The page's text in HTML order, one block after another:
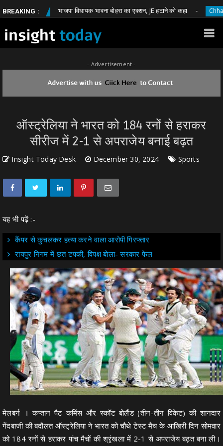
BREAKING :भाजपा विधायक भावना बोहरा का एक्शन, JE हटाने को कहा Chhattisgarh
- Advertisement -
ऑस्ट्रेलिया ने भारत को 184 रनों से हराकर
सीरीज में 2-1 से अपराजेय बनाई बढ़त
Insight Today Desk December 30, 2024 Sports
यह भी पढ़ें :-
कैंपर से कुचलकर हत्या करने वाला आरोपी गिरफ्तार
रायपुर निगम में छत टपकी, विपक्ष बोला- सरकार फेल
मेलबर्न । कप्तान पैट कमिंस और स्कॉट बोलैंड (तीन-तीन विकेट) की शानदार
गेंदबाजी की बदौलत ऑस्ट्रेलिया ने भारत को चौथे टेस्ट मैच के आखिरी दिन सोमवार
को 184 रनों से हराकर पांच मैचों की श्रृंखला में 2-1 से अपराजेय बढ़त बना ली।